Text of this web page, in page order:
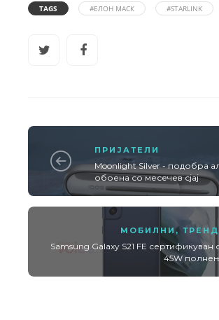
TAGS #ЕЛОН МАСК #STARLINK
ПРИЈАТЕЛИ
Moonlight Silver - подобра
обоена со месечев сјај
МОБИЛНИ ,
Samsung Galaxy S21 FE сертификуван
45W